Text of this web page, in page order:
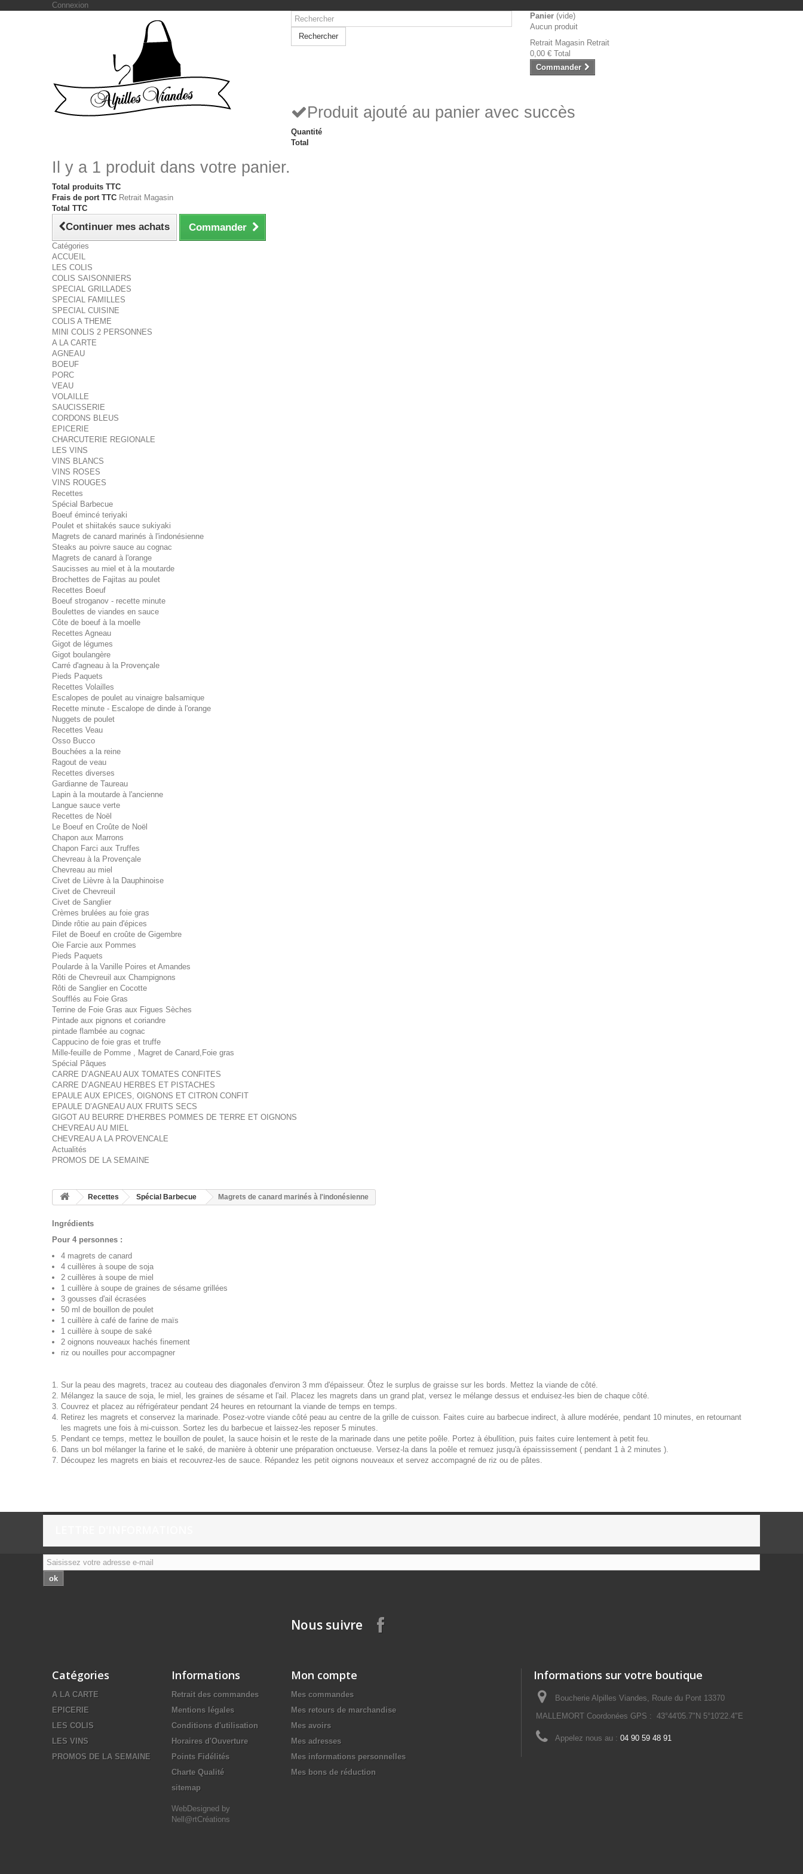
Connexion
Rechercher
Panier (vide)
Aucun produit
Retrait Magasin Retrait
0,00 € Total
Commander
Produit ajouté au panier avec succès
Quantité
Total
Il y a 1 produit dans votre panier.
Total produits TTC
Frais de port TTC Retrait Magasin
Total TTC
Continuer mes achats Commander
Catégories
ACCUEIL
LES COLIS
COLIS SAISONNIERS
SPECIAL GRILLADES
SPECIAL FAMILLES
SPECIAL CUISINE
COLIS A THEME
MINI COLIS 2 PERSONNES
A LA CARTE
AGNEAU
BOEUF
PORC
VEAU
VOLAILLE
SAUCISSERIE
CORDONS BLEUS
EPICERIE
CHARCUTERIE REGIONALE
LES VINS
VINS BLANCS
VINS ROSES
VINS ROUGES
Recettes
Spécial Barbecue
Boeuf émincé teriyaki
Poulet et shiitakés sauce sukiyaki
Magrets de canard marinés à l'indonésienne
Steaks au poivre sauce au cognac
Magrets de canard à l'orange
Saucisses au miel et à la moutarde
Brochettes de Fajitas au poulet
Recettes Boeuf
Boeuf stroganov - recette minute
Boulettes de viandes en sauce
Côte de boeuf à la moelle
Recettes Agneau
Gigot de légumes
Gigot boulangère
Carré d'agneau à la Provençale
Pieds Paquets
Recettes Volailles
Escalopes de poulet au vinaigre balsamique
Recette minute - Escalope de dinde à l'orange
Nuggets de poulet
Recettes Veau
Osso Bucco
Bouchées a la reine
Ragout de veau
Recettes diverses
Gardianne de Taureau
Lapin à la moutarde à l'ancienne
Langue sauce verte
Recettes de Noël
Le Boeuf en Croûte de Noël
Chapon aux Marrons
Chapon Farci aux Truffes
Chevreau à la Provençale
Chevreau au miel
Civet de Lièvre à la Dauphinoise
Civet de Chevreuil
Civet de Sanglier
Crèmes brulées au foie gras
Dinde rôtie au pain d'épices
Filet de Boeuf en croûte de Gigembre
Oie Farcie aux Pommes
Pieds Paquets
Poularde à la Vanille Poires et Amandes
Rôti de Chevreuil aux Champignons
Rôti de Sanglier en Cocotte
Soufflés au Foie Gras
Terrine de Foie Gras aux Figues Sèches
Pintade aux pignons et coriandre
pintade flambée au cognac
Cappucino de foie gras et truffe
Mille-feuille de Pomme , Magret de Canard,Foie gras
Spécial Pâques
CARRE D’AGNEAU AUX TOMATES CONFITES
CARRE D’AGNEAU HERBES ET PISTACHES
EPAULE AUX EPICES, OIGNONS ET CITRON CONFIT
EPAULE D’AGNEAU AUX FRUITS SECS
GIGOT AU BEURRE D’HERBES POMMES DE TERRE ET OIGNONS
CHEVREAU AU MIEL
CHEVREAU A LA PROVENCALE
Actualités
PROMOS DE LA SEMAINE
Recettes Spécial Barbecue Magrets de canard marinés à l'indonésienne
Ingrédients
Pour 4 personnes :
4 magrets de canard
4 cuillères à soupe de soja
2 cuillères à soupe de miel
1 cuillère à soupe de graines de sésame grillées
3 gousses d'ail écrasées
50 ml de bouillon de poulet
1 cuillère à café de farine de maïs
1 cuillère à soupe de saké
2 oignons nouveaux hachés finement
riz ou nouilles pour accompagner
Sur la peau des magrets, tracez au couteau des diagonales d'environ 3 mm d'épaisseur. Ôtez le surplus de graisse sur les bords. Mettez la viande de côté.
Mélangez la sauce de soja, le miel, les graines de sésame et l'ail. Placez les magrets dans un grand plat, versez le mélange dessus et enduisez-les bien de chaque côté.
Couvrez et placez au réfrigérateur pendant 24 heures en retournant la viande de temps en temps.
Retirez les magrets et conservez la marinade. Posez-votre viande côté peau au centre de la grille de cuisson. Faites cuire au barbecue indirect, à allure modérée, pendant 10 minutes, en retournant
les magrets une fois à mi-cuisson. Sortez les du barbecue et laissez-les reposer 5 minutes.
Pendant ce temps, mettez le bouillon de poulet, la sauce hoisin et le reste de la marinade dans une petite poêle. Portez à ébullition, puis faites cuire lentement à petit feu.
Dans un bol mélanger la farine et le saké, de manière à obtenir une préparation onctueuse. Versez-la dans la poêle et remuez jusqu'à épaississement ( pendant 1 à 2 minutes ).
Découpez les magrets en biais et recouvrez-les de sauce. Répandez les petit oignons nouveaux et servez accompagné de riz ou de pâtes.
ok
Nous suivre
Catégories
A LA CARTE
EPICERIE
LES COLIS
LES VINS
PROMOS DE LA SEMAINE
Informations
Retrait des commandes
Mentions légales
Conditions d'utilisation
Horaires d'Ouverture
Points Fidélités
Charte Qualité
sitemap
WebDesigned by
Nell@rtCréations
Mon compte
Mes commandes
Mes retours de marchandise
Mes avoirs
Mes adresses
Mes informations personnelles
Mes bons de réduction
Informations sur votre boutique
Boucherie Alpilles Viandes, Route du Pont 13370
MALLEMORT Coordonées GPS : 43°44'05.7"N 5°10'22.4"E
Appelez nous au : 04 90 59 48 91